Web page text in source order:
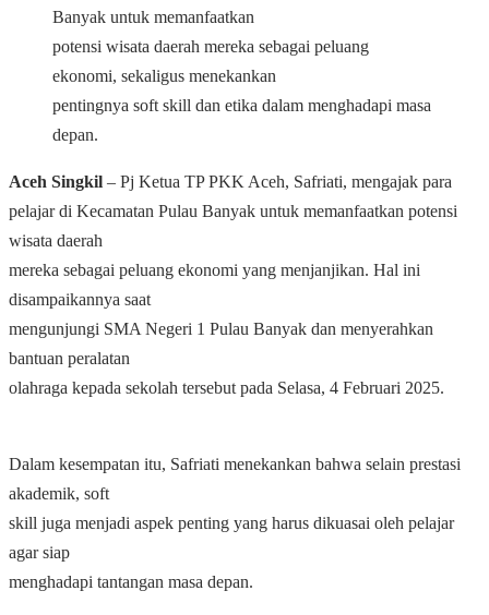
Banyak untuk memanfaatkan
potensi wisata daerah mereka sebagai peluang
ekonomi, sekaligus menekankan
pentingnya soft skill dan etika dalam menghadapi masa
depan.
Aceh Singkil – Pj Ketua TP PKK Aceh, Safriati, mengajak para
pelajar di Kecamatan Pulau Banyak untuk memanfaatkan potensi
wisata daerah
mereka sebagai peluang ekonomi yang menjanjikan. Hal ini
disampaikannya saat
mengunjungi SMA Negeri 1 Pulau Banyak dan menyerahkan
bantuan peralatan
olahraga kepada sekolah tersebut pada Selasa, 4 Februari 2025.
Dalam kesempatan itu, Safriati menekankan bahwa selain prestasi
akademik, soft
skill juga menjadi aspek penting yang harus dikuasai oleh pelajar
agar siap
menghadapi tantangan masa depan.